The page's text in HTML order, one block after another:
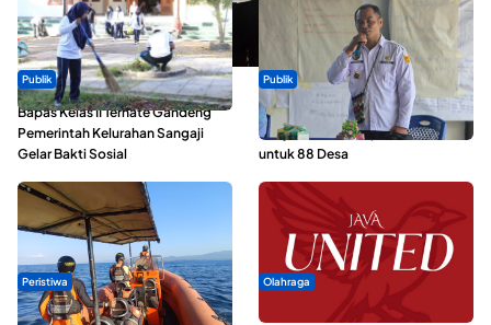
Publik
Bapas Kelas II Ternate Gandeng
Pemerintah Kelurahan Sangaji
Gelar Bakti Sosial
Publik
ABDESI Morotai Apresiasi
Penyaluran ADD Rp3,13 Miliar
untuk 88 Desa
Peristiwa
Dua Longboat Bertabrakan di
Olahraga
Dari Malut United Berubah Jadi